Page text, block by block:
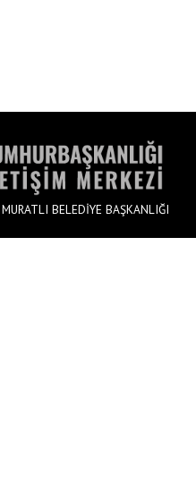
MURATLI BELEDİYE BAŞKANLIĞI